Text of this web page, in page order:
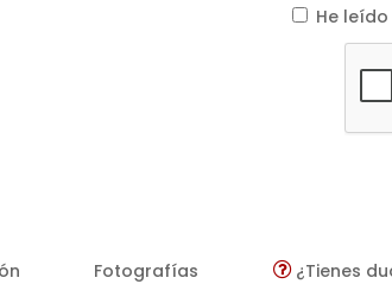
He
Fotografías ¿Tienes